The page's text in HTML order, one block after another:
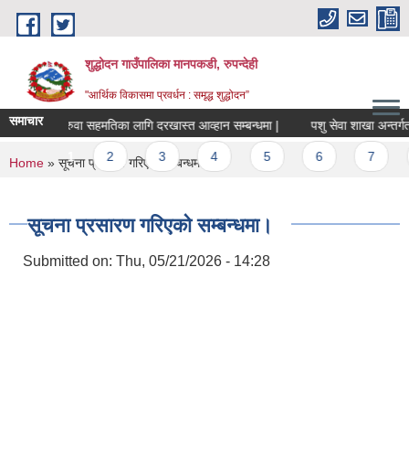
Skip to main content
शुद्धोदन गाउँपालिका मानपकडी, रुपन्देही
"आर्थिक विकासमा प्रवर्धन : समृद्ध शुद्धोदन”
समाचारसरुवा सहमतिका लागि दरखास्त आव्हान सम्बन्धमा | पशु सेवा शाखा अन्तर्गत
Pages
2 3 4
You are here
Home » सूचना प्रसारण गरिएको सम्बन्धमा।
सूचना प्रसारण गरिएको सम्बन्धमा।
Submitted on: Thu, 05/21/2026 - 14:28